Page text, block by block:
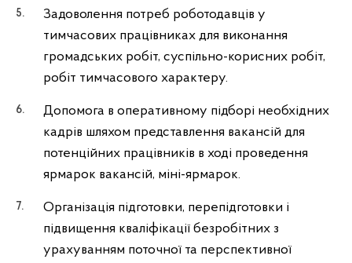
Задоволення потреб роботодавців у
тимчасових працівниках для виконання
громадських робіт, суспільно-корисних робіт,
робіт тимчасового характеру.
Допомога в оперативному підборі необхідних
кадрів шляхом представлення вакансій для
потенційних працівників в ході проведення
ярмарок вакансій, міні-ярмарок.
Організація підготовки, перепідготовки і
підвищення кваліфікації безробітних з
урахуванням поточної та перспективної